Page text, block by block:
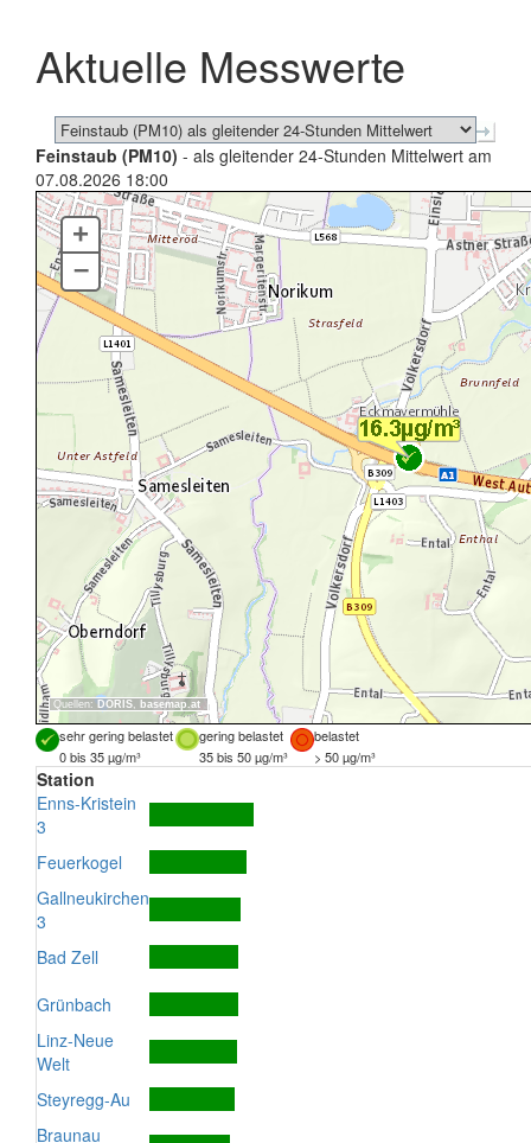
schließen
Aktuelle Messwerte
Feinstaub (PM10) - als gleitender 24-Stunden Mittelwert am
07.08.2026 18:00
Quellen: DORIS, basemap.at
+
–
sehr gering belastet gering belastet
belastet
0 bis 35 µg/m³
35 bis 50 µg/m³ > 50 µg/m³
Station
Enns-Kristein
3
Feuerkogel
Gallneukirchen
3
Bad Zell
Grünbach
Linz-Neue
Welt
Steyregg-Au
Braunau